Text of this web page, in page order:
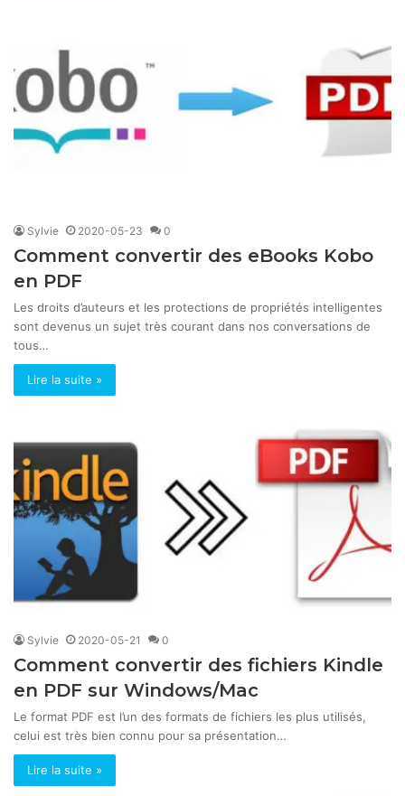
Sylvie 2020-05-23 0
Comment convertir des eBooks Kobo
en PDF
Les droits d’auteurs et les protections de propriétés intelligentes
sont devenus un sujet très courant dans nos conversations de
tous…
Lire la suite »
Sylvie 2020-05-21 0
Comment convertir des fichiers Kindle
en PDF sur Windows/Mac
Le format PDF est l’un des formats de fichiers les plus utilisés,
celui est très bien connu pour sa présentation…
Lire la suite »